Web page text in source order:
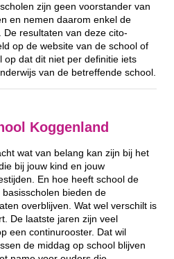
zijn geen voorstander van
en nemen daarom enkel de
resultaten van deze cito-
op de website van de school of
op dat dit niet per definitie iets
van de betreffende school.
Koggenland
wat van belang kan zijn bij het
bij jouw kind en jouw
En hoe heeft school de
basisscholen bieden de
overblijven. Wat wel verschilt is
De laatste jaren zijn veel
een continurooster. Dat wil
de middag op school blijven